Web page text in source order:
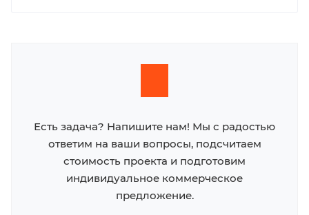
Есть задача? Напишите нам! Мы с радостью
ответим на ваши вопросы, подсчитаем
стоимость проекта и подготовим
индивидуальное коммерческое
предложение.